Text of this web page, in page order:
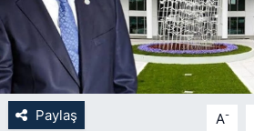
Paylaş A-
SARIYER HABERLERİ
SARIYER İMAR BARIŞI
SEKTÖR